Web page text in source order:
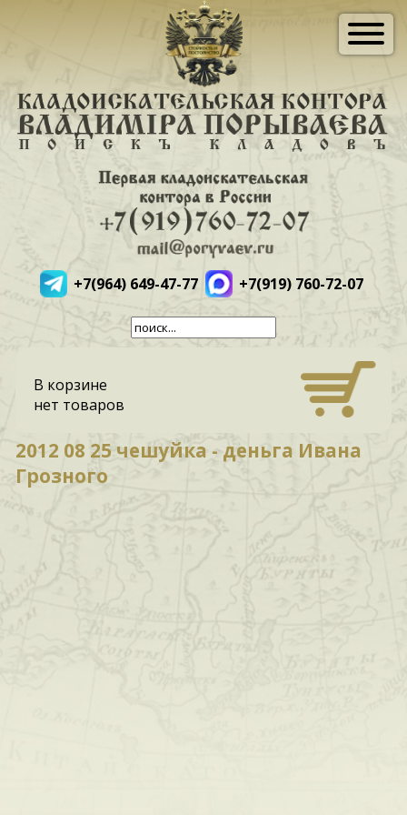
+7(964) 649-47-77 +7(919) 760-72-07
В корзине
нет товаров
2012 08 25 чешуйка - деньга Ивана
Грозного